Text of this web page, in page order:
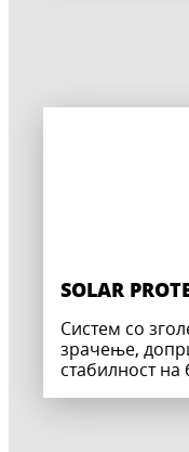
SOLAR
Систем со
зрачење,
стабилност на